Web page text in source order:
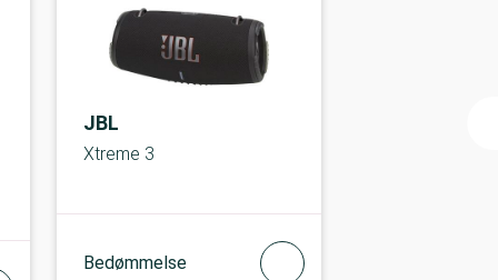
JBL
Xtreme 3
Bedømmelse